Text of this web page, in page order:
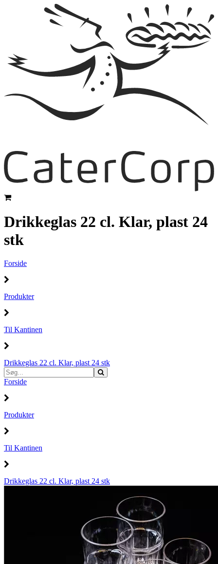
Drikkeglas 22 cl. Klar, plast 24
stk
Forside
Produkter
Til Kantinen
Drikkeglas 22 cl. Klar, plast 24 stk
Forside
Produkter
Til Kantinen
Drikkeglas 22 cl. Klar, plast 24 stk